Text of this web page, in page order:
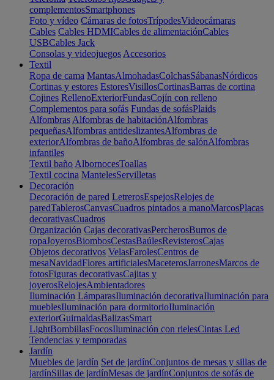
complementosSmartphones
Foto y vídeo Cámaras de fotosTrípodesVideocámaras
Cables Cables HDMICables de alimentaciónCables
USBCables Jack
Consolas y videojuegos Accesorios
Textil
Ropa de cama MantasAlmohadasColchasSábanasNórdicos
Cortinas y estores EstoresVisillosCortinasBarras de cortina
Cojines RellenoExteriorFundasCojín con relleno
Complementos para sofás Fundas de sofásPlaids
Alfombras Alfombras de habitaciónAlfombras
pequeñasAlfombras antideslizantesAlfombras de
exteriorAlfombras de bañoAlfombras de salónAlfombras
infantiles
Textil baño AlbornocesToallas
Textil cocina MantelesServilletas
Decoración
Decoración de pared LetrerosEspejosRelojes de
paredTablerosCanvasCuadros pintados a manoMarcosPlacas
decorativasCuadros
Organización Cajas decorativasPercherosBurros de
ropaJoyerosBiombosCestasBaúlesRevisterosCajas
Objetos decorativos VelasFarolesCentros de
mesaNavidadFlores artificialesMaceterosJarronesMarcos de
fotosFiguras decorativasCajitas y
joyerosRelojesAmbientadores
Iluminación LámparasIluminación decorativaIluminación para
mueblesIluminación para dormitorioIluminación
exteriorGuirnaldasBalizasSmart
LightBombillasFocosIluminación con rielesCintas Led
Tendencias y temporadas
Jardín
Muebles de jardín Set de jardínConjuntos de mesas y sillas de
jardínSillas de jardínMesas de jardínConjuntos de sofás de